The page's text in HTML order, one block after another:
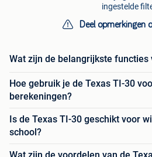
ingestelde
Deel opmerkingen
Wat zijn de belangrijkste functies
Hoe gebruik je de Texas TI-30
berekeningen?
Is de Texas TI-30 geschikt voor
school?
Wat zijn de voordelen van de